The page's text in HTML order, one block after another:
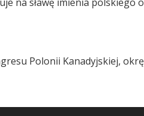
Polonii Kanadyjskiej,